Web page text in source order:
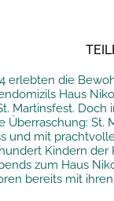
erlebten die
Haus
Martinsfest. Doch
Überraschung: St.
und mit
Kindern der
zum Haus
bereits mit